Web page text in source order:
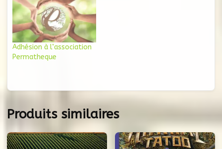
Adhésion à l’association
Permatheque
Produits similaires